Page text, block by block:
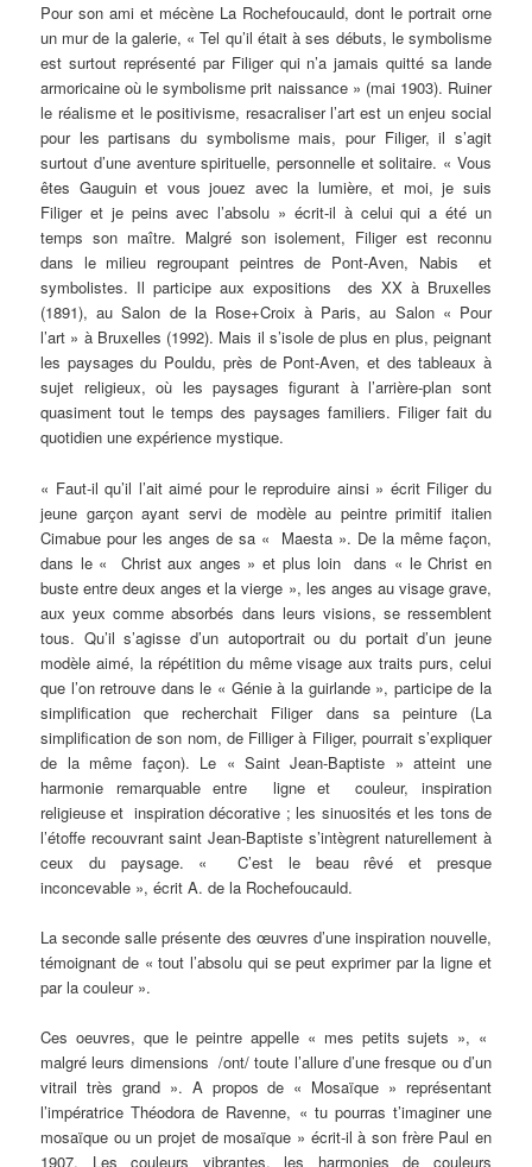
Pour son ami et mécène La Rochefoucauld, dont le portrait orne
un mur de la galerie, « Tel qu’il était à ses débuts, le symbolisme
est surtout représenté par Filiger qui n’a jamais quitté sa lande
armoricaine où le symbolisme prit naissance » (mai 1903). Ruiner
le réalisme et le positivisme, resacraliser l’art est un enjeu social
pour les partisans du symbolisme mais, pour Filiger, il s’agit
surtout d’une aventure spirituelle, personnelle et solitaire. « Vous
êtes Gauguin et vous jouez avec la lumière, et moi, je suis
Filiger et je peins avec l’absolu » écrit-il à celui qui a été un
temps son maître. Malgré son isolement, Filiger est reconnu
dans le milieu regroupant peintres de Pont-Aven, Nabis et
symbolistes. Il participe aux expositions des XX à Bruxelles
(1891), au Salon de la Rose+Croix à Paris, au Salon « Pour
l’art » à Bruxelles (1992). Mais il s’isole de plus en plus, peignant
les paysages du Pouldu, près de Pont-Aven, et des tableaux à
sujet religieux, où les paysages figurant à l’arrière-plan sont
quasiment tout le temps des paysages familiers. Filiger fait du
quotidien une expérience mystique.
« Faut-il qu’il l’ait aimé pour le reproduire ainsi » écrit Filiger du
jeune garçon ayant servi de modèle au peintre primitif italien
Cimabue pour les anges de sa « Maesta ». De la même façon,
dans le « Christ aux anges » et plus loin dans « le Christ en
buste entre deux anges et la vierge », les anges au visage grave,
aux yeux comme absorbés dans leurs visions, se ressemblent
tous. Qu’il s’agisse d’un autoportrait ou du portait d’un jeune
modèle aimé, la répétition du même visage aux traits purs, celui
que l’on retrouve dans le « Génie à la guirlande », participe de la
simplification que recherchait Filiger dans sa peinture (La
simplification de son nom, de Filliger à Filiger, pourrait s’expliquer
de la même façon). Le « Saint Jean-Baptiste » atteint une
harmonie remarquable entre ligne et couleur, inspiration
religieuse et inspiration décorative ; les sinuosités et les tons de
l’étoffe recouvrant saint Jean-Baptiste s’intègrent naturellement à
ceux du paysage. « C’est le beau rêvé et presque
inconcevable », écrit A. de la Rochefoucauld.
La seconde salle présente des œuvres d’une inspiration nouvelle,
témoignant de « tout l’absolu qui se peut exprimer par la ligne et
par la couleur ».
Ces oeuvres, que le peintre appelle « mes petits sujets », «
malgré leurs dimensions /ont/ toute l’allure d’une fresque ou d’un
vitrail très grand ». A propos de « Mosaïque » représentant
l’impératrice Théodora de Ravenne, « tu pourras t’imaginer une
mosaïque ou un projet de mosaïque » écrit-il à son frère Paul en
1907. Les couleurs vibrantes, les harmonies de couleurs